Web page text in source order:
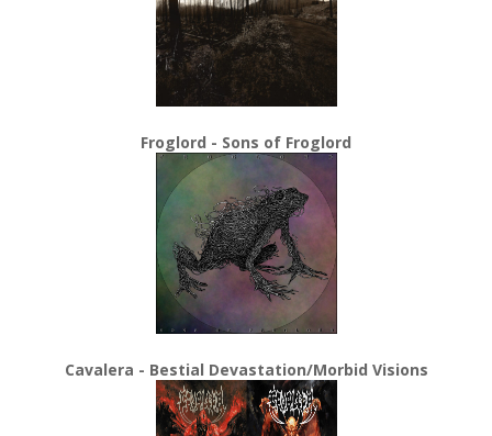
Froglord - Sons of Froglord
Cavalera - Bestial Devastation/Morbid Visions